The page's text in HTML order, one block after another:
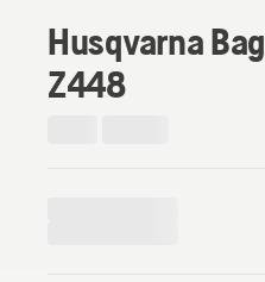
Husqvarna
Z448